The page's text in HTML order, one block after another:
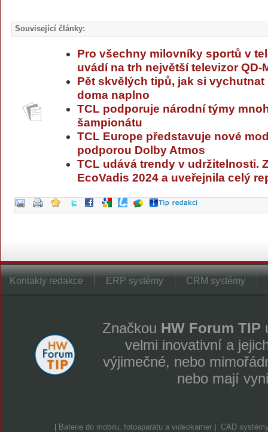
Související články:
Pro všechny milovníky sportů v
uvádí na trh největší televizor QD-
Pět skvělých tipů, jak si
doma naplno
TCL podporuje národní týmy
šampionátu
TCL Europe představuje nové
podporou Dolby Atmos
TCL udává trendy v udržitelnosti.
EcoVadis 2024 a uveřejnila celý
Kontakty redakce ERP systémy CRM systémy
Značkou HW Forum TIP
velmi inovativní a
výjimečné, nebo
nebo mají
Baterie do mobilu, fotoaparátu a videokamer CAD